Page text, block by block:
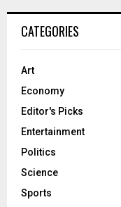
CATEGORIES
Art
Economy
Editor's Picks
Entertainment
Politics
Science
Sports